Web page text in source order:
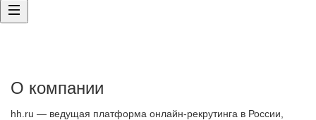
О компании
hh.ru — ведущая платформа онлайн-рекрутинга в России,